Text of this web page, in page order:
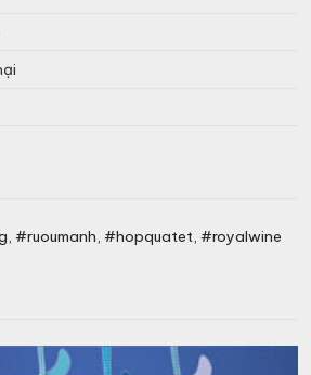
#ruoumanh, #hopquatet, #royalwine